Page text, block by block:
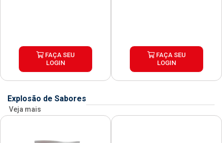
FAÇA SEU
LOGIN
FAÇA SEU
LOGIN
Explosão de Sabores
Veja mais